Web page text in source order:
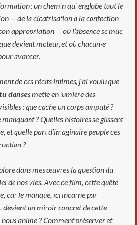
: un chemin qui englobe tout le
— de la cicatrisation à la confection
appropriation — où l’absence se mue
devient moteur, et où chacun·e
avancer.
de ces récits intimes, j’ai voulu que
dansesmette en lumière des
: que cache un corps amputé ?
? Quelles histoires se glissent
et quelle part d’imaginaire peuple ces
?
dans mes œuvres la question du
de nos vies. Avec ce film, cette quête
car le manque, ici incarné par
devient un miroir concret de cette
nous anime ? Comment préserver et